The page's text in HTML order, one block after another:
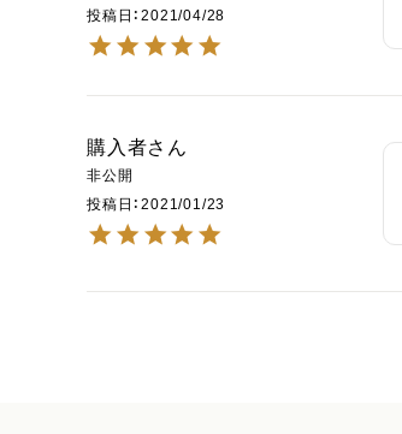
投稿日
2021/04/28
購入者
非公開
投稿日
2021/01/23